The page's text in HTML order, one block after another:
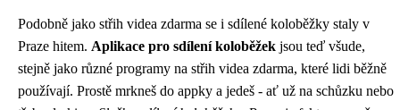
Podobně jako střih videa zdarma se i sdílené koloběžky staly v
Praze hitem. Aplikace pro sdílení koloběžek jsou teď všude,
stejně jako různé programy na střih videa zdarma, které lidi běžně
používají. Prostě mrkneš do appky a jedeš - ať už na schůzku nebo